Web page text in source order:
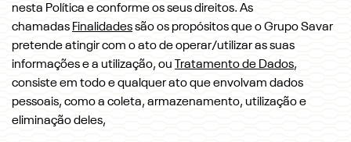
nesta Política e conforme os seus direitos. As
chamadas Finalidadessão os propósitos que o Grupo Savar
pretende atingir com o ato de operar/utilizar as suas
informações e a utilização, ou
Tratamento de Dados,
consiste em todo e qualquer ato que envolvam dados
pessoais, como a coleta, armazenamento, utilização e
eliminação deles,